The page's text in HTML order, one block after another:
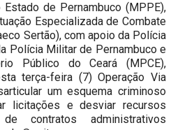
de Pernambuco (MPPE),
Especializada de Combate
Sertão), com apoio da Polícia
Polícia Militar de Pernambuco e
Público do Ceará (MPCE),
terça-feira (7) Operação Via
um esquema criminoso
licitações e desviar recursos
contratos administrativos